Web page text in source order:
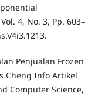
4, No. 3, Pp. 603–
Penjualan Frozen
Cheng Info Artikel
Computer Science,